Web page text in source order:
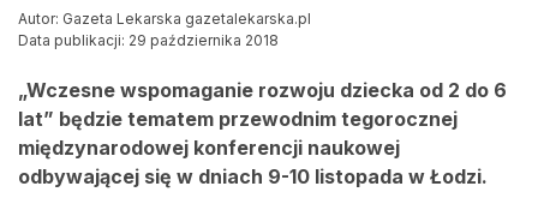
Autor: Gazeta Lekarska gazetalekarska.pl
Data publikacji: 29 października 2018
„Wczesne wspomaganie rozwoju dziecka od 2 do 6
lat” będzie tematem przewodnim tegorocznej
międzynarodowej konferencji naukowej
odbywającej się w dniach 9-10 listopada w Łodzi.